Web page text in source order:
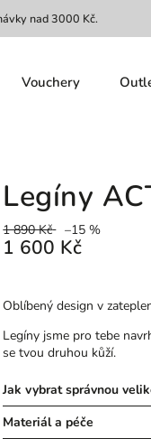
nad 3000 Kč.
Vouchery
Legíny
1 890 Kč –15 %
1 600 Kč
Oblíbený design v
Legíny jsme pro tebe
se tvou druhou kůží.
Jak vybrat správnou
Materiál a péče